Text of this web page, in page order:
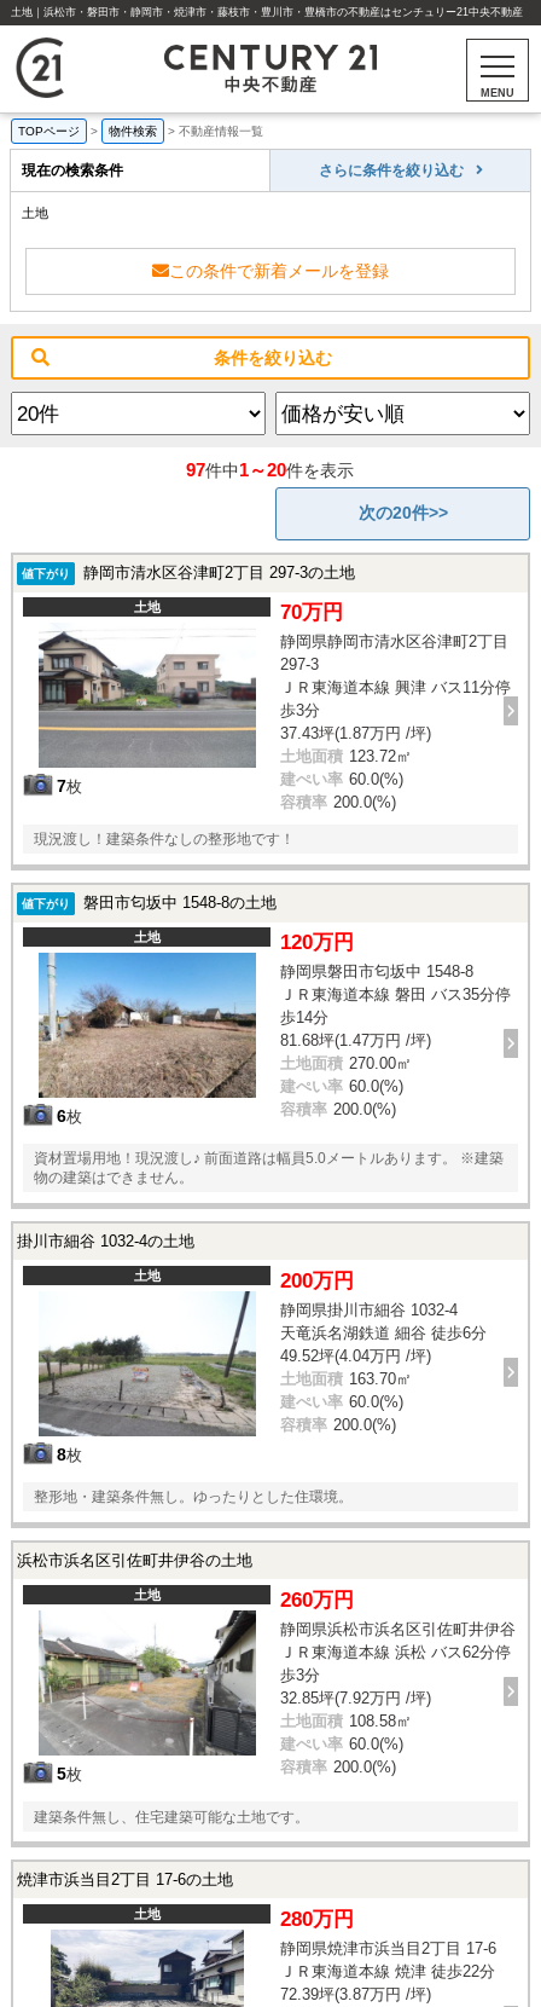
土地｜浜松市・磐田市・静岡市・焼津市・藤枝市・豊川市・豊橋市の不動産はセンチュリー21中央不動産
MENU
TOPページ > 物件検索 > 不動産情報一覧
現在の検索条件 さらに条件を絞り込む
土地
この条件で新着メールを登録
条件を絞り込む
97件中1～20件を表示
次の20件>>
値下がり 静岡市清水区谷津町2丁目 297-3の土地
土地
7枚
70万円
静岡県静岡市清水区谷津町2丁目
297-3
ＪＲ東海道本線 興津 バス11分停
歩3分
37.43坪(1.87万円 /坪)
土地面積 123.72㎡
建ぺい率 60.0(%)
容積率 200.0(%)
現況渡し！建築条件なしの整形地です！
値下がり 磐田市匂坂中 1548-8の土地
土地
6枚
120万円
静岡県磐田市匂坂中 1548-8
ＪＲ東海道本線 磐田 バス35分停
歩14分
81.68坪(1.47万円 /坪)
土地面積 270.00㎡
建ぺい率 60.0(%)
容積率 200.0(%)
資材置場用地！現況渡し♪ 前面道路は幅員5.0メートルあります。 ※建築
物の建築はできません。
掛川市細谷 1032-4の土地
土地
8枚
200万円
静岡県掛川市細谷 1032-4
天竜浜名湖鉄道 細谷 徒歩6分
49.52坪(4.04万円 /坪)
土地面積 163.70㎡
建ぺい率 60.0(%)
容積率 200.0(%)
整形地・建築条件無し。ゆったりとした住環境。
浜松市浜名区引佐町井伊谷の土地
土地
5枚
260万円
静岡県浜松市浜名区引佐町井伊谷
ＪＲ東海道本線 浜松 バス62分停
歩3分
32.85坪(7.92万円 /坪)
土地面積 108.58㎡
建ぺい率 60.0(%)
容積率 200.0(%)
建築条件無し、住宅建築可能な土地です。
焼津市浜当目2丁目 17-6の土地
土地 280万円
静岡県焼津市浜当目2丁目 17-6
ＪＲ東海道本線 焼津 徒歩22分
72.39坪(3.87万円 /坪)